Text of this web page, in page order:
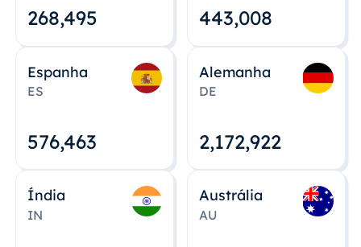
268,495 443,008
Espanha
ES
576,463
Alemanha
DE
2,172,922
Índia
IN
Austrália
AU